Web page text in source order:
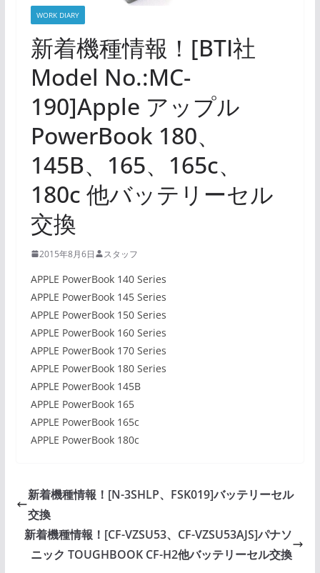
WORK DIARY
新着機種情報！[BTI社
Model No.:MC-
190]Apple アップル
PowerBook 180、
145B、165、165c、
180c 他バッテリーセル
交換
2015年8月6日 スタッフ
APPLE PowerBook 140 Series
APPLE PowerBook 145 Series
APPLE PowerBook 150 Series
APPLE PowerBook 160 Series
APPLE PowerBook 170 Series
APPLE PowerBook 180 Series
APPLE PowerBook 145B
APPLE PowerBook 165
APPLE PowerBook 165c
APPLE PowerBook 180c
新着機種情報！[N-3SHLP、FSK019]バッテリーセル
交換
新着機種情報！[CF-VZSU53、CF-VZSU53AJS]パナソ
ニック TOUGHBOOK CF-H2他バッテリーセル交換